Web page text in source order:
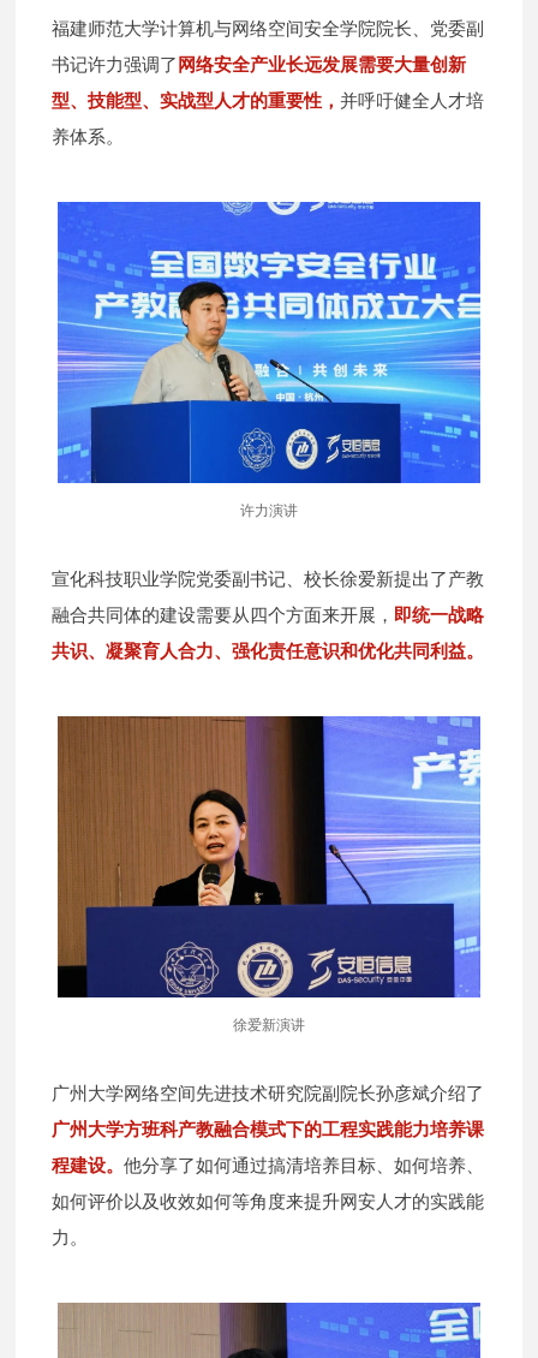
福建师范大学计算机与网络空间安全学院院长、党委副
书记许力强调了网络安全产业长远发展需要大量创新
型、技能型、实战型人才的重要性，并呼吁健全人才培
养体系。
许力演讲
宣化科技职业学院党委副书记、校长徐爱新提出了产教
融合共同体的建设需要从四个方面来开展， 即统一战略
共识、凝聚育人合力、强化责任意识和优化共同利益。
徐爱新演讲
广州大学网络空间先进技术研究院副院长孙彦斌介绍了
广州大学方班科产教融合模式下的工程实践能力培养课
程建设。他分享了如何通过搞清培养目标、如何培养、
如何评价以及收效如何等角度来提升网安人才的实践能
力。